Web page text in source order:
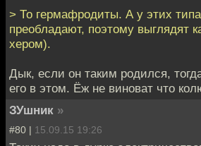
> То гермафродиты. А у этих
преобладают, поэтому выглядят
хером).
Дык, если он таким родился,
его в этом. Ёж не виноват что
ЗУшник »
#80 | 15.09.15 19:26